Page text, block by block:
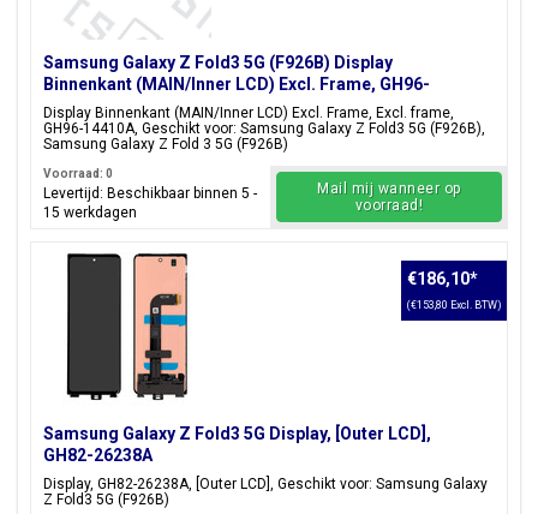
Samsung Galaxy Z Fold3 5G (F926B) Display
Binnenkant (MAIN/Inner LCD) Excl. Frame, GH96-
14410A
Display Binnenkant (MAIN/Inner LCD) Excl. Frame, Excl. frame,
GH96-14410A, Geschikt voor: Samsung Galaxy Z Fold3 5G (F926B),
Samsung Galaxy Z Fold 3 5G (F926B)
Voorraad: 0
Levertijd: Beschikbaar binnen 5 -
15 werkdagen
Mail mij wanneer op
voorraad!
Samsung Galaxy Z Fold3 5G Display, [Outer LCD],
GH82-26238A
Display, GH82-26238A, [Outer LCD], Geschikt voor: Samsung Galaxy
Z Fold3 5G (F926B)
€186,10*
(€153,80 Excl. BTW)